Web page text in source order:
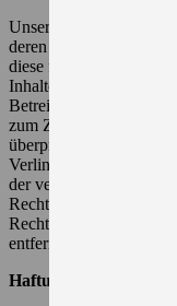
Unser Angebot enthält
deren Inhalte wir
diese fremden Inhalte
Inhalte der verlinkten
Betreiber der Seiten
zum Zeitpunkt der
überprüft.
Verlinkung nicht
der verlinkten Seiten ist
Rechtsverletzung nicht
Rechtsverletzungen
entfernen.
Haftung für Inhalt: